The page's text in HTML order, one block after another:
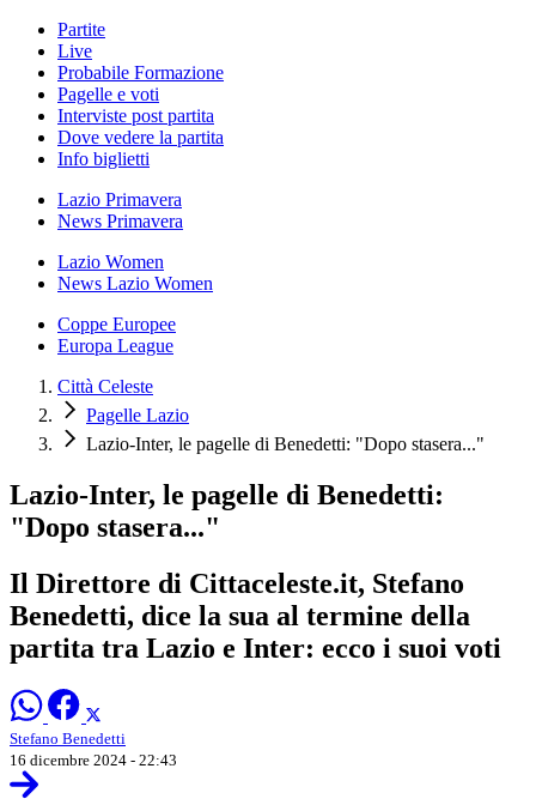
Partite
Live
Probabile Formazione
Pagelle e voti
Interviste post partita
Dove vedere la partita
Info biglietti
Lazio Primavera
News Primavera
Lazio Women
News Lazio Women
Coppe Europee
Europa League
Città Celeste
Pagelle Lazio
Lazio-Inter, le pagelle di Benedetti: "Dopo stasera..."
Lazio-Inter, le pagelle di Benedetti:
"Dopo stasera..."
Il Direttore di Cittaceleste.it, Stefano
Benedetti, dice la sua al termine della
partita tra Lazio e Inter: ecco i suoi voti
Stefano Benedetti
16 dicembre 2024 - 22:43